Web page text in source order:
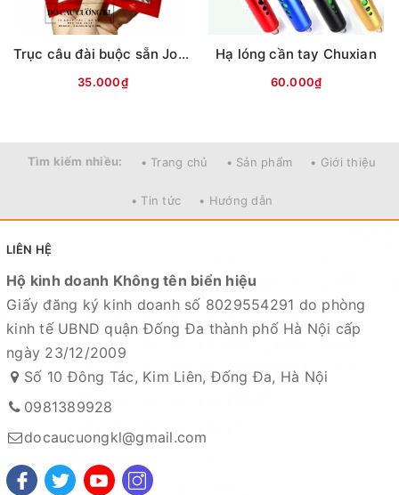
Trục câu đài buộc sẵn Jobon (vỏ đỏ/xanh)
35.000₫
Hạ lóng cần tay Chuxian
60.000₫
Tìm kiếm nhiều: • Trang chủ • Sản phẩm • Giới thiệu
• Tin tức • Hướng dẫn
LIÊN HỆ
Hộ kinh doanh Không tên biển hiệu
Giấy đăng ký kinh doanh số 8029554291 do phòng
kinh tế UBND quận Đống Đa thành phố Hà Nội cấp
ngày 23/12/2009
Số 10 Đông Tác, Kim Liên, Đống Đa, Hà Nội
0981389928
docaucuongkl@gmail.com